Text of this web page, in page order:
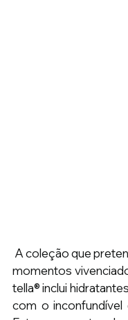
A coleção que
momentos
tella® inclui
com o inconfundível